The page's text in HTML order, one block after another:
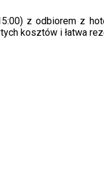
z odbiorem z
kosztów i łatwa